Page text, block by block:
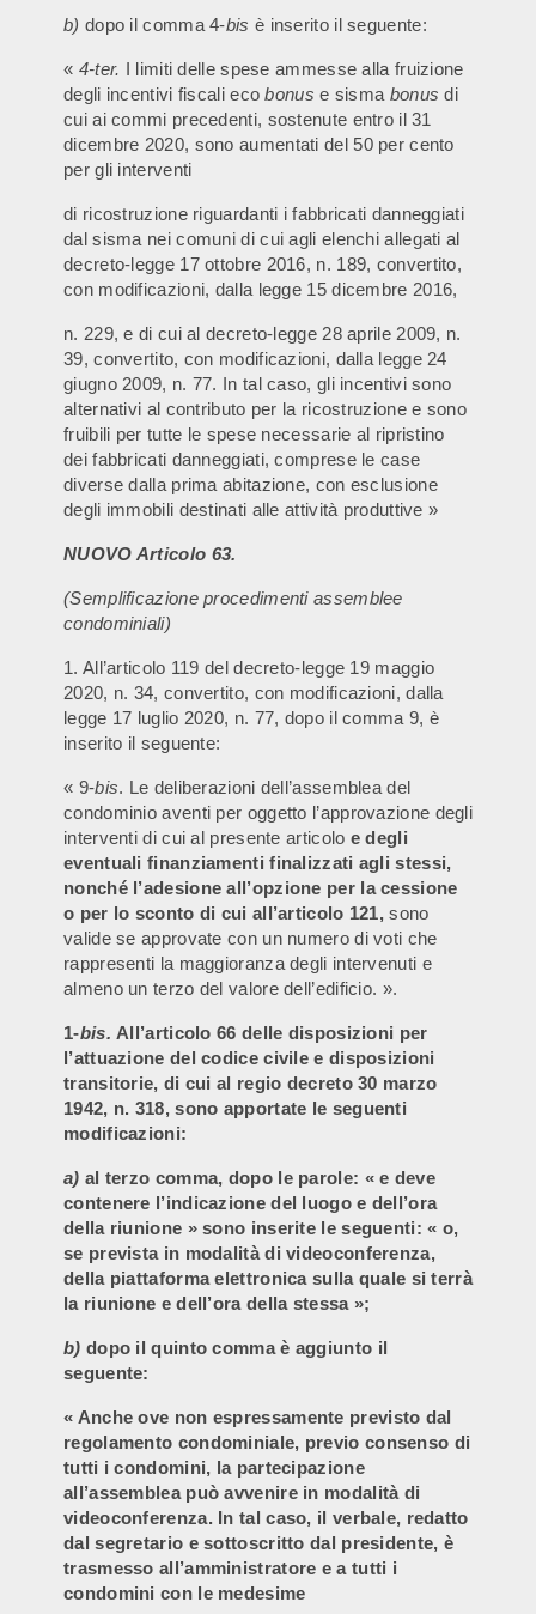
b) dopo il comma 4-bis è inserito il seguente:
« 4-ter. I limiti delle spese ammesse alla fruizione
degli incentivi fiscali ecobonuse sisma bonusdi
cui ai commi precedenti, sostenute entro il 31
dicembre 2020, sono aumentati del 50 per cento
per gli interventi
di ricostruzione riguardanti i fabbricati danneggiati
dal sisma nei comuni di cui agli elenchi allegati al
decreto-legge 17 ottobre 2016, n. 189, convertito,
con modificazioni, dalla legge 15 dicembre 2016,
n. 229, e di cui al decreto-legge 28 aprile 2009, n.
39, convertito, con modificazioni, dalla legge 24
giugno 2009, n. 77. In tal caso, gli incentivi sono
alternativi al contributo per la ricostruzione e sono
fruibili per tutte le spese necessarie al ripristino
dei fabbricati danneggiati, comprese le case
diverse dalla prima abitazione, con esclusione
degli immobili destinati alle attività produttive »
NUOVO Articolo 63.
(Semplificazione procedimenti assemblee
condominiali)
1. All’articolo 119 del decreto-legge 19 maggio
2020, n. 34, convertito, con modificazioni, dalla
legge 17 luglio 2020, n. 77, dopo il comma 9, è
inserito il seguente:
« 9-bis. Le deliberazioni dell’assemblea del
condominio aventi per oggetto l’approvazione degli
interventi di cui al presente articolo e degli
eventuali finanziamenti finalizzati agli stessi,
nonché l’adesione all’opzione per la cessione
o per lo sconto di cui all’articolo 121,sono
valide se approvate con un numero di voti che
rappresenti la maggioranza degli intervenuti e
almeno un terzo del valore dell’edificio. ».
1-bis. All’articolo 66 delle disposizioni per
l’attuazione del codice civile e disposizioni
transitorie, di cui al regio decreto 30 marzo
1942, n. 318, sono apportate le seguenti
modificazioni:
a) al terzo comma, dopo le parole: « e deve
contenere l’indicazione del luogo e dell’ora
della riunione » sono inserite le seguenti: « o,
se prevista in modalità di videoconferenza,
della piattaforma elettronica sulla quale si terrà
la riunione e dell’ora della stessa »;
b) dopo il quinto comma è aggiunto il
seguente:
« Anche ove non espressamente previsto dal
regolamento condominiale, previo consenso di
tutti i condomini, la partecipazione
all’assemblea può avvenire in modalità di
videoconferenza. In tal caso, il verbale, redatto
dal segretario e sottoscritto dal presidente, è
trasmesso all’amministratore e a tutti i
condomini con le medesime